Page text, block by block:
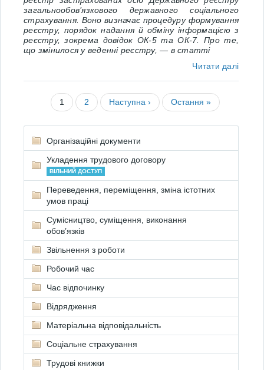
загальнообов’язкового державного соціального
страхування. Воно визначає процедуру формування
реєстру, порядок надання й обміну інформацією з
реєстру, зокрема довідок ОК-5 та ОК-7. Про те,
що змінилося у веденні реєстру, — в статті
Читати далі
1 2 Наступна › Остання »
Організаційні документи
Укладення трудового договору
ВІЛЬНИЙ ДОСТУП
Переведення, переміщення, зміна істотних
умов праці
Сумісництво, суміщення, виконання
обов’язків
Звільнення з роботи
Робочий час
Час відпочинку
Відрядження
Матеріальна відповідальність
Соціальне страхування
Трудові книжки